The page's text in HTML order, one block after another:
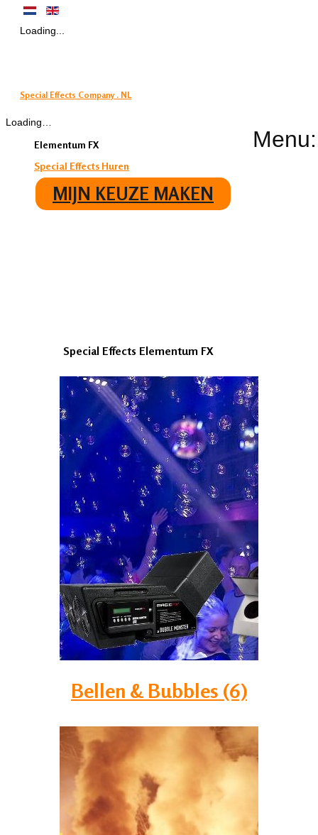
Loading...
Special Effects Company . NL
Menu:
Loading…
Elementum FX
Special Effects Huren
MIJN KEUZE MAKEN
Special Effects Elementum FX
Bellen & Bubbles (6)